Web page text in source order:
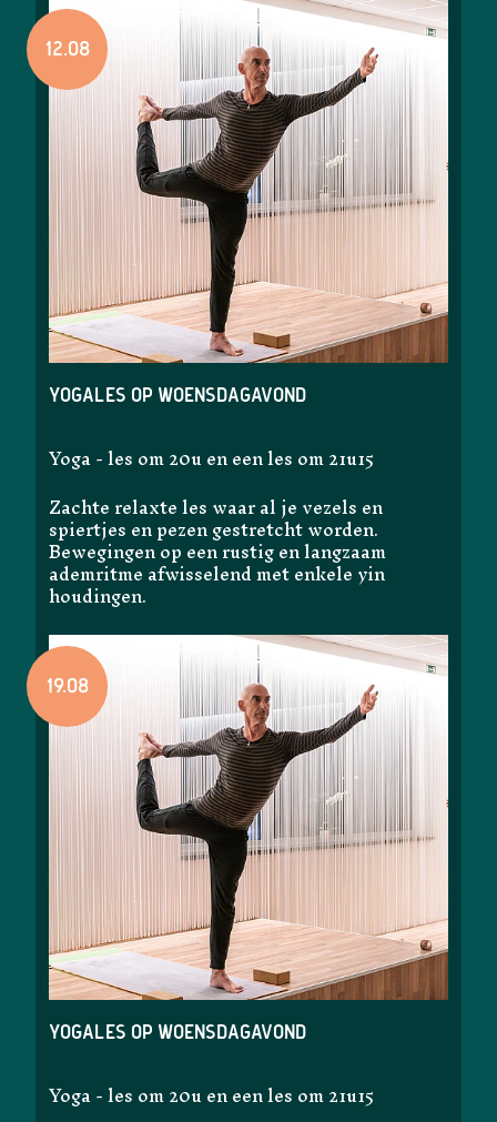
12.08
Yogales op woensdagavond
Yoga - les om 20u en een les om 21u15
Zachte relaxte les waar al je vezels en
spiertjes en pezen gestretcht worden.
Bewegingen op een rustig en langzaam
ademritme afwisselend met enkele yin
houdingen.
19.08
Yogales op woensdagavond
Yoga - les om 20u en een les om 21u15